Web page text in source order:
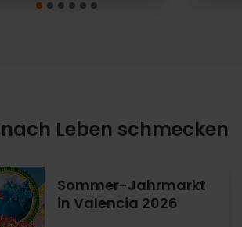
Leben schmecken
Sommer-Jahrmarkt
in Valencia 2026